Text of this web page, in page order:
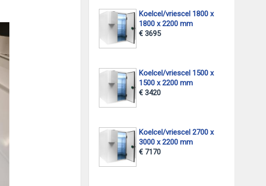
Koelcel/vriescel 1800 x
1800 x 2200 mm
€ 3695
Koelcel/vriescel 1500 x
1500 x 2200 mm
€ 3420
Koelcel/vriescel 2700 x
3000 x 2200 mm
€ 7170